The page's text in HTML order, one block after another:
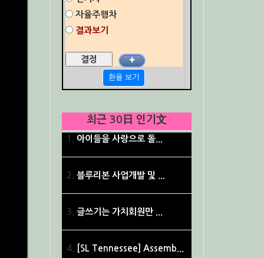
자율주행차
결과보기
✚
환율 보기
최근 30日 인기文
아이들을 사랑으로 돌...
블루리본 사업개발 및 ...
글쓰기는 가치회원만 ...
[SL Tennessee] Assemb...